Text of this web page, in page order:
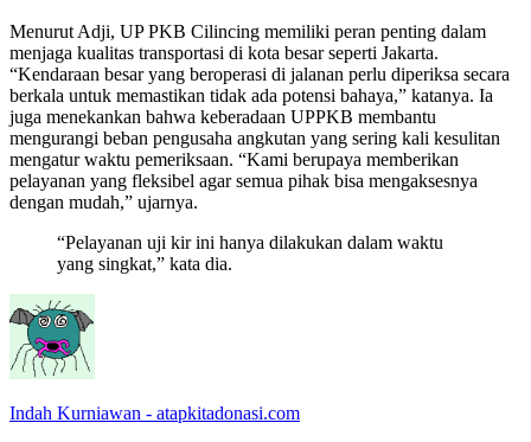
Menurut Adji, UP PKB Cilincing memiliki peran penting dalam
menjaga kualitas transportasi di kota besar seperti Jakarta.
“Kendaraan besar yang beroperasi di jalanan perlu diperiksa secara
berkala untuk memastikan tidak ada potensi bahaya,” katanya. Ia
juga menekankan bahwa keberadaan UPPKB membantu
mengurangi beban pengusaha angkutan yang sering kali kesulitan
mengatur waktu pemeriksaan. “Kami berupaya memberikan
pelayanan yang fleksibel agar semua pihak bisa mengaksesnya
dengan mudah,” ujarnya.
“Pelayanan uji kir ini hanya dilakukan dalam waktu
yang singkat,” kata dia.
Indah Kurniawan - atapkitadonasi.com